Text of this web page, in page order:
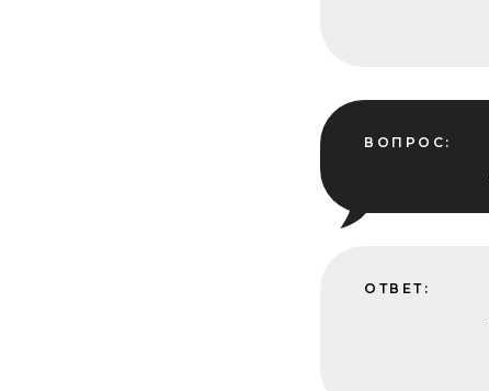
ВОПРОС:
ОТВЕТ: